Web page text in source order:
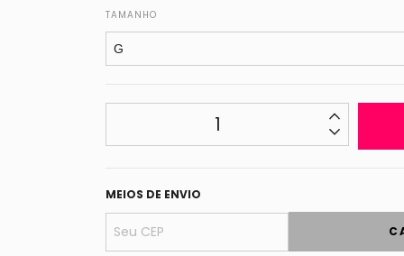
TAMANHO
MEIOS DE ENVIO